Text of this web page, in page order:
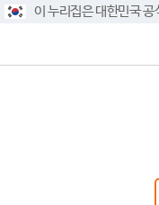
이 누리집은 대한민국